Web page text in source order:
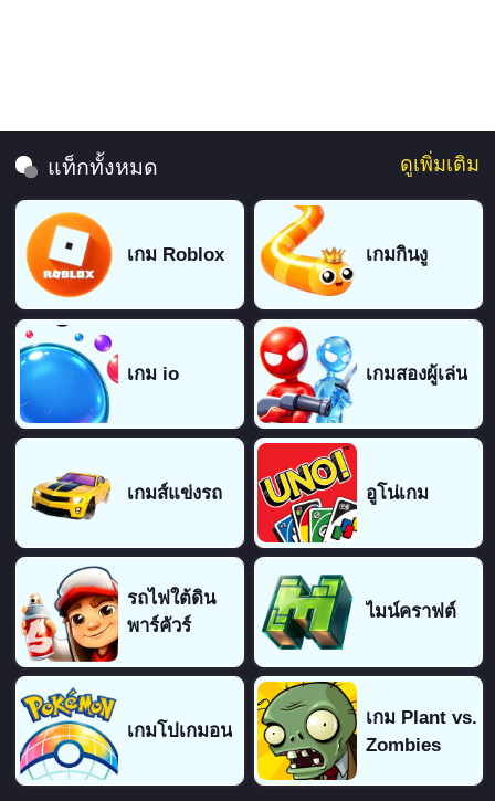
แท็กทั้งหมด ดูเพิ่มเติม
เกม Roblox เกมกินงู
เกม io เกมสองผู้เล่น
เกมส์แข่งรถ อูโน่เกม
รถไฟใต้ดิน
พาร์คัวร์
ไมน์คราฟต์
เกมโปเกมอน
เกม Plant vs.
Zombies